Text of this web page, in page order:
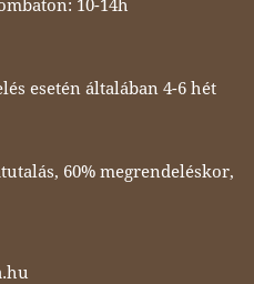
10-14h
esetén általában 4-6 hét
60% megrendeléskor,